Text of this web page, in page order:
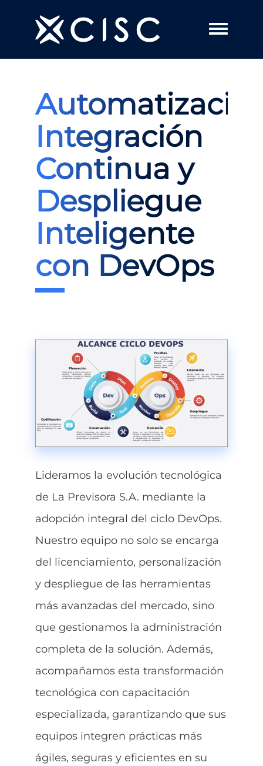
Toggle
Integración
Continua y
Despliegue
Inteligente
con DevOps
Lideramos la evolución tecnológica
de La Previsora S.A. mediante la
adopción integral del ciclo DevOps.
Nuestro equipo no solo se encarga
del licenciamiento, personalización
y despliegue de las herramientas
más avanzadas del mercado, sino
que gestionamos la administración
completa de la solución. Además,
acompañamos esta transformación
tecnológica con capacitación
especializada, garantizando que sus
equipos integren prácticas más
ágiles, seguras y eficientes en su